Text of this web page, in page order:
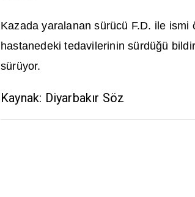
Kazada yaralanan sürücü F.D. ile ismi
hastanedeki tedavilerinin sürdüğü
sürüyor.
Kaynak: Diyarbakır Söz